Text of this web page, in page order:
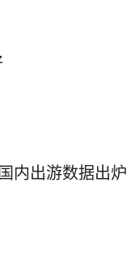
内出游数据出炉